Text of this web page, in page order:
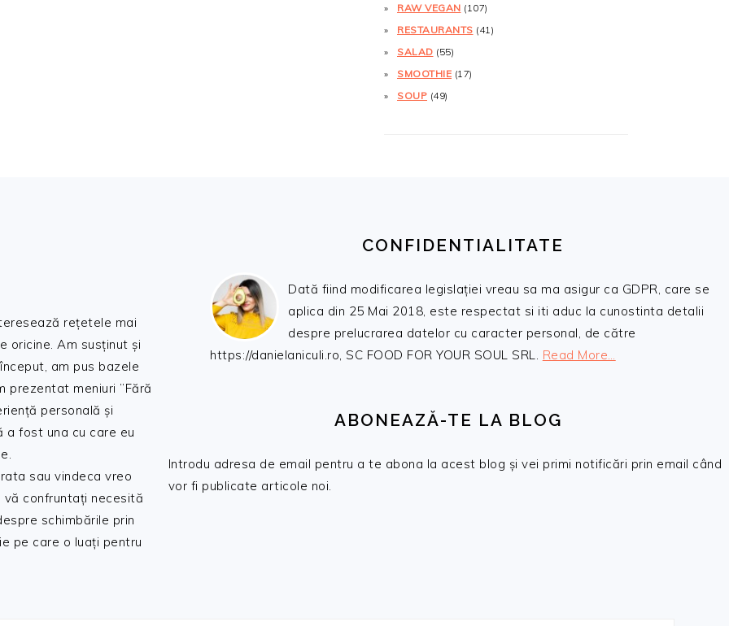
RAW VEGAN (107)
RESTAURANTS (41)
SALAD (55)
SMOOTHIE (17)
SOUP (49)
rețetele mai
oricine. Am susținut și
am pus bazele
prezentat meniuri ”Fără
personală și
a fost una cu care eu
sau vindeca vreo
confruntați necesită
schimbările prin
pe care o luați pentru
CONFIDENTIALITATE
Dată fiind modificarea legislației vreau sa ma asigur ca GDPR, care se
aplica din 25 Mai 2018, este respectat si iti aduc la cunostinta detalii
despre prelucrarea datelor cu caracter personal, de către
https://danielaniculi.ro, SC FOOD FOR YOUR SOUL SRL. Read More…
ABONEAZĂ-TE LA BLOG
Introdu adresa de email pentru a te abona la acest blog și vei primi notificări prin email când
vor fi publicate articole noi.